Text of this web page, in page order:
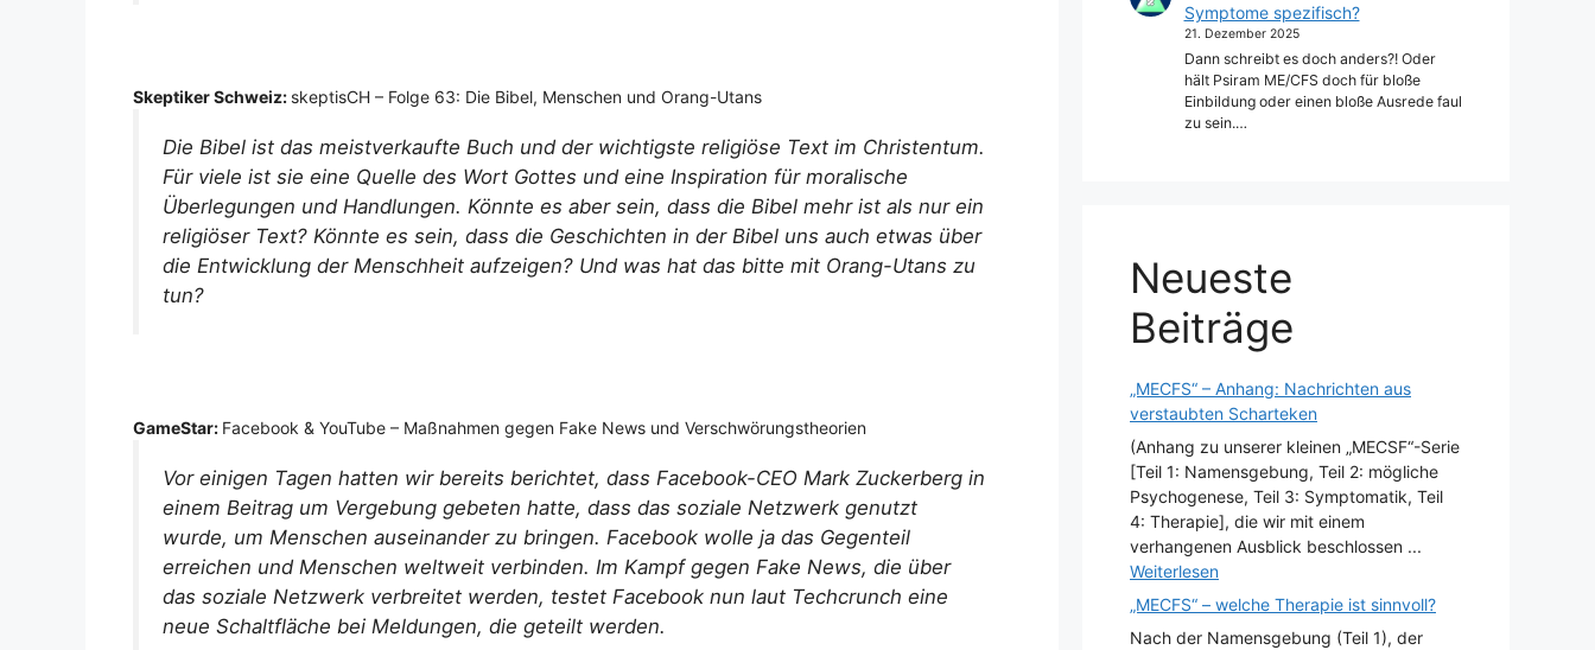
Skeptiker Schweiz: skeptisCH – Folge 63: Die Bibel, Menschen und Orang-Utans
Die Bibel ist das meistverkaufte Buch und der wichtigste religiöse Text im Christentum.
Für viele ist sie eine Quelle des Wort Gottes und eine Inspiration für moralische
Überlegungen und Handlungen. Könnte es aber sein, dass die Bibel mehr ist als nur ein
religiöser Text? Könnte es sein, dass die Geschichten in der Bibel uns auch etwas über
die Entwicklung der Menschheit aufzeigen? Und was hat das bitte mit Orang-Utans zu
tun?
GameStar: Facebook & YouTube – Maßnahmen gegen Fake News und Verschwörungstheorien
Vor einigen Tagen hatten wir bereits berichtet, dass Facebook-CEO Mark Zuckerberg in
einem Beitrag um Vergebung gebeten hatte, dass das soziale Netzwerk genutzt
wurde, um Menschen auseinander zu bringen. Facebook wolle ja das Gegenteil
erreichen und Menschen weltweit verbinden. Im Kampf gegen Fake News, die über
das soziale Netzwerk verbreitet werden, testet Facebook nun laut Techcrunch eine
neue Schaltfläche bei Meldungen, die geteilt werden.
Symptome spezifisch?
21. Dezember 2025
Dann schreibt es doch anders?! Oder
hält Psiram ME/CFS doch für bloße
Einbildung oder einen bloße Ausrede faul
zu sein.…
Neueste
Beiträge
„MECFS“ – Anhang: Nachrichten aus
verstaubten Scharteken
(Anhang zu unserer kleinen „MECSF“-Serie
[Teil 1: Namensgebung, Teil 2: mögliche
Psychogenese, Teil 3: Symptomatik, Teil
4: Therapie], die wir mit einem
verhangenen Ausblick beschlossen ...
Weiterlesen
„MECFS“ – welche Therapie ist sinnvoll?
Nach der Namensgebung (Teil 1), der